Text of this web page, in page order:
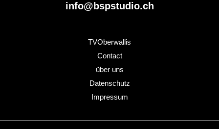
info@bspstudio.ch
TVOberwallis
Contact
über uns
Datenschutz
Impressum